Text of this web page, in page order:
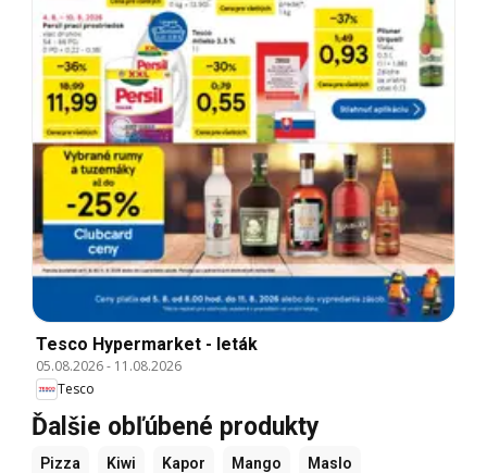
Tesco Hypermarket - leták
05.08.2026- 11.08.2026
Tesco
Ďalšie obľúbené produkty
Pizza Kiwi Kapor Mango Maslo